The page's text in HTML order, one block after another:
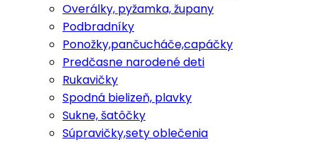
Overálky, pyžamka, župany
Podbradníky
Ponožky,pančucháče,capáčky
Predčasne narodené deti
Rukavičky
Spodná bielizeň, plavky
Sukne, šatôčky
Súpravičky,sety oblečenia